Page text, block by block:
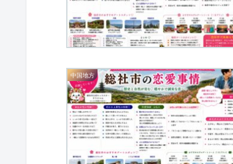
中国地方